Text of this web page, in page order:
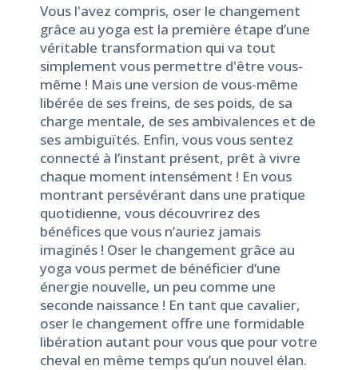
Vous l'avez compris, oser le changement
grâce au yoga est la première étape d’une
véritable transformation qui va tout
simplement vous permettre d'être vous-
même ! Mais une version de vous-même
libérée de ses freins, de ses poids, de sa
charge mentale, de ses ambivalences et de
ses ambiguïtés. Enfin, vous vous sentez
connecté à l’instant présent, prêt à vivre
chaque moment intensément ! En vous
montrant persévérant dans une pratique
quotidienne, vous découvrirez des
bénéfices que vous n’auriez jamais
imaginés ! Oser le changement grâce au
yoga vous permet de bénéficier d’une
énergie nouvelle, un peu comme une
seconde naissance ! En tant que cavalier,
oser le changement offre une formidable
libération autant pour vous que pour votre
cheval en même temps qu’un nouvel élan.